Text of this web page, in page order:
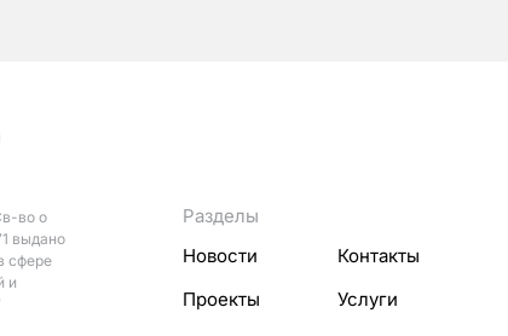
во о
выдано
сфере
и
Разделы
Новости
Контакты
Проекты
Услуги